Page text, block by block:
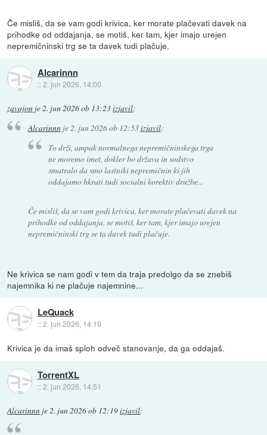
Če misliš, da se vam godi krivica, ker morate plačevati davek na
prihodke od oddajanja, se motiš, ker tam, kjer imajo urejen
nepremičninski trg se ta davek tudi plačuje.
Alcarinnn
::2. jun 2026, 14:00
zavajon je2. jun 2026 ob 13:23izjavil:
Alcarinnnje2. jun 2026 ob 12:53izjavil:
To drži, ampak normalnega nepremičninskega trga
ne moremo imet, dokler bo država in sodstvo
smatralo da smo lastniki nepremičnin ki jih
oddajamo hkrati tudi socialni korektiv družbe...
Če misliš, da se vam godi krivica, ker morate plačevati davek na
prihodke od oddajanja, se motiš, ker tam, kjer imajo urejen
nepremičninski trg se ta davek tudi plačuje.
Ne krivica se nam godi v tem da traja predolgo da se znebiš
najemnika ki ne plačuje najemnine...
LeQuack
::2. jun 2026, 14:19
Krivica je da imaš sploh odveč stanovanje, da ga oddajaš.
TorrentXL
::2. jun 2026, 14:51
Alcarinnn je2. jun 2026 ob 12:19izjavil: